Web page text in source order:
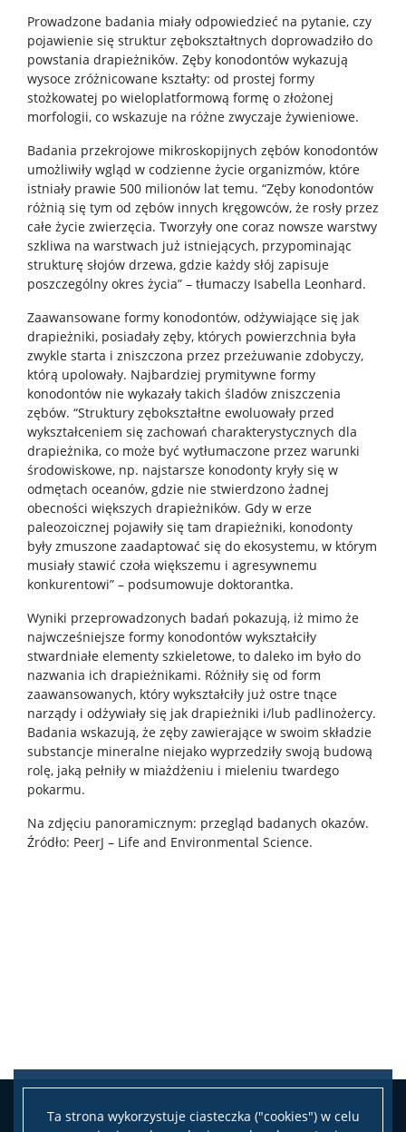
Ta strona wykorzystuje ciasteczka ("cookies") w celu
Prowadzone badania miały odpowiedzieć na pytanie, czy
pojawienie się struktur zębokształtnych doprowadziło do
powstania drapieżników. Zęby konodontów wykazują
wysoce zróżnicowane kształty: od prostej formy
stożkowatej po wieloplatformową formę o złożonej
morfologii, co wskazuje na różne zwyczaje żywieniowe.
Badania przekrojowe mikroskopijnych zębów konodontów
umożliwiły wgląd w codzienne życie organizmów, które
istniały prawie 500 milionów lat temu. “Zęby konodontów
różnią się tym od zębów innych kręgowców, że rosły przez
całe życie zwierzęcia. Tworzyły one coraz nowsze warstwy
szkliwa na warstwach już istniejących, przypominając
strukturę słojów drzewa, gdzie każdy słój zapisuje
poszczególny okres życia” – tłumaczy Isabella Leonhard.
Zaawansowane formy konodontów, odżywiające się jak
drapieżniki, posiadały zęby, których powierzchnia była
zwykle starta i zniszczona przez przeżuwanie zdobyczy,
którą upolowały. Najbardziej prymitywne formy
konodontów nie wykazały takich śladów zniszczenia
zębów. “Struktury zębokształtne ewoluowały przed
wykształceniem się zachowań charakterystycznych dla
drapieżnika, co może być wytłumaczone przez warunki
środowiskowe, np. najstarsze konodonty kryły się w
odmętach oceanów, gdzie nie stwierdzono żadnej
obecności większych drapieżników. Gdy w erze
paleozoicznej pojawiły się tam drapieżniki, konodonty
były zmuszone zaadaptować się do ekosystemu, w którym
musiały stawić czoła większemu i agresywnemu
konkurentowi” – podsumowuje doktorantka.
Wyniki przeprowadzonych badań pokazują, iż mimo że
najwcześniejsze formy konodontów wykształciły
stwardniałe elementy szkieletowe, to daleko im było do
nazwania ich drapieżnikami. Różniły się od form
zaawansowanych, który wykształciły już ostre tnące
narządy i odżywiały się jak drapieżniki i/lub padlinożercy.
Badania wskazują, że zęby zawierające w swoim składzie
substancje mineralne niejako wyprzedziły swoją budową
rolę, jaką pełniły w miażdżeniu i mieleniu twardego
pokarmu.
Na zdjęciu panoramicznym: przegląd badanych okazów.
Źródło: PeerJ – Life and Environmental Science.